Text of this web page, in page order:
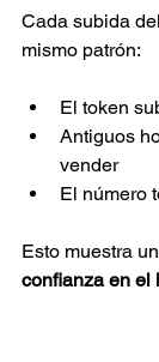
Cada subida
mismo patrón:
El token
Antiguos
vender
El número
Esto muestra
confianza en el